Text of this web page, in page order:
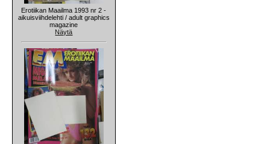
Erotiikan Maailma 1993 nr 2 -
aikuisviihdelehti / adult graphics
magazine
Näytä